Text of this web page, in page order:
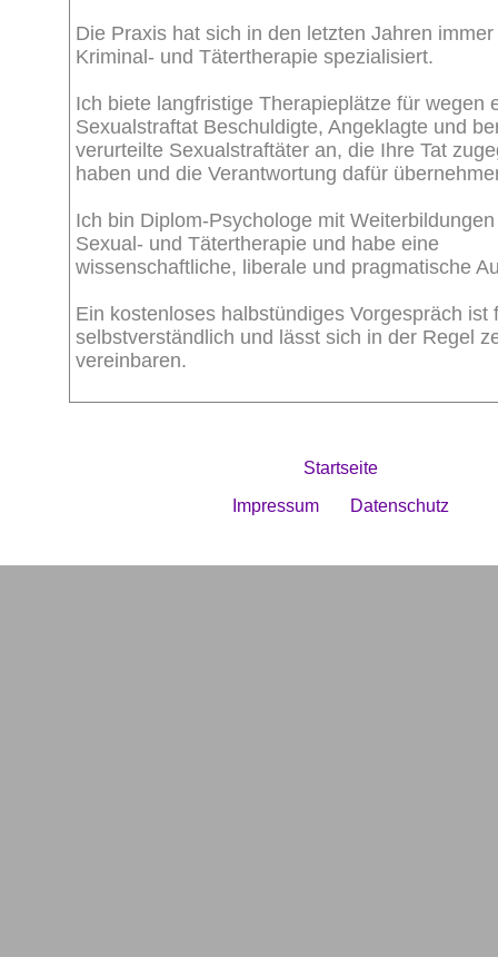
Die Praxis hat sich in den letzten Jahren
Kriminal- und Tätertherapie spezialisiert.
Ich biete langfristige Therapieplätze für wegen
Sexualstraftat Beschuldigte, Angeklagte und
verurteilte Sexualstraftäter an, die Ihre Tat
haben und die Verantwortung dafür
Ich bin Diplom-Psychologe mit
Sexual- und Tätertherapie und habe eine
wissenschaftliche, liberale und pragmatische
Ein kostenloses halbstündiges Vorgespräch ist
selbstverständlich und lässt sich in der Regel
vereinbaren.
Startseite
Impressum
Datenschutz